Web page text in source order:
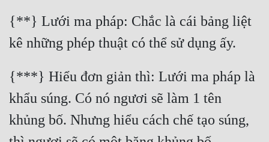
{**} Lưới ma pháp: Chắc là cái bảng liệt
{***} Hiểu đơn giản thì: Lưới ma pháp là
khẩu súng. Có nó ngươi sẽ làm 1 tên
khủng bố. Nhưng hiểu cách chế tạo súng,